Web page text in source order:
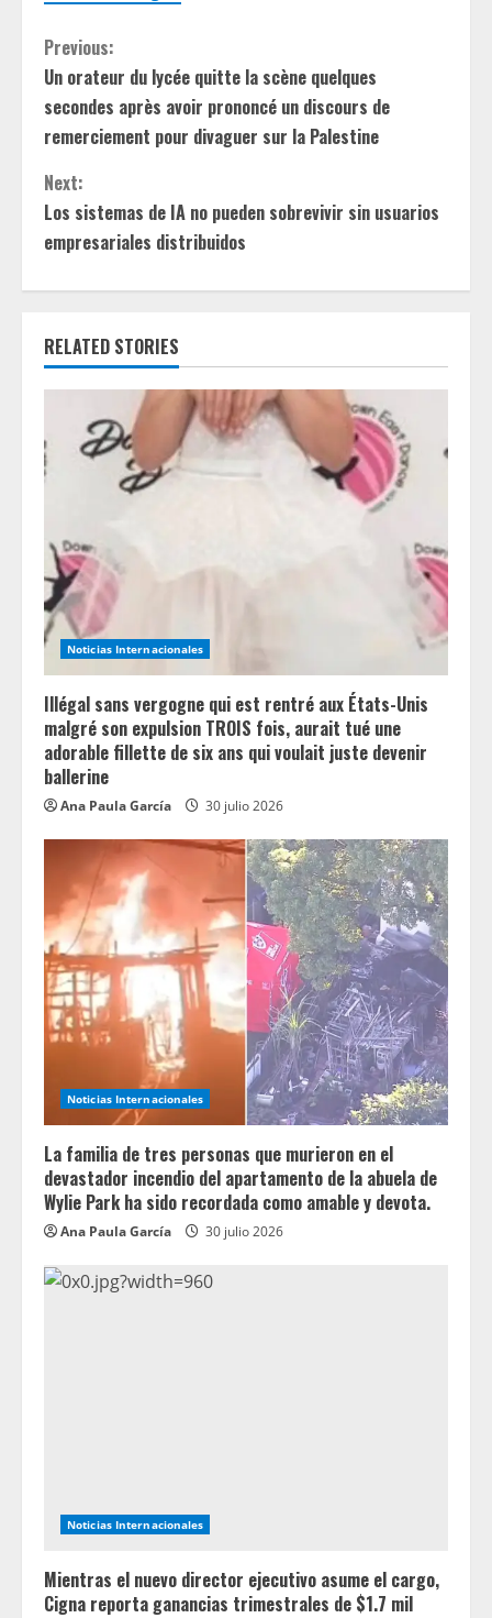
C
o
n
t
i
n
u
e
e
d
i
n
g
Previous:
Un orateur du lycée quitte la scène quelques
secondes après avoir prononcé un discours de
remerciement pour divaguer sur la Palestine
Next:
Los sistemas de IA no pueden sobrevivir sin usuarios
empresariales distribuidos
RELATED STORIES
Noticias Internacionales
Illégal sans vergogne qui est rentré aux États-Unis
malgré son expulsion TROIS fois, aurait tué une
adorable fillette de six ans qui voulait juste devenir
ballerine
Ana Paula García 30 julio 2026
Noticias Internacionales
La familia de tres personas que murieron en el
devastador incendio del apartamento de la abuela de
Wylie Park ha sido recordada como amable y devota.
Ana Paula García 30 julio 2026
Noticias Internacionales
Mientras el nuevo director ejecutivo asume el cargo,
Cigna reporta ganancias trimestrales de $1.7 mil